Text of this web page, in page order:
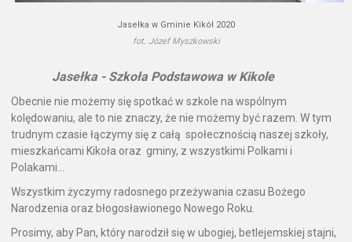
Jasełka w Gminie Kikół 2020
fot. Józef Myszkowski
Jasełka - Szkoła Podstawowa w Kikole
Obecnie nie możemy się spotkać w szkole na wspólnym
kolędowaniu, ale to nie znaczy, że nie możemy być razem. W tym
trudnym czasie łączymy się z całą społecznością naszej szkoły,
mieszkańcami Kikoła oraz gminy, z wszystkimi Polkami i
Polakami...
Wszystkim życzymy radosnego przeżywania czasu Bożego
Narodzenia oraz błogosławionego Nowego Roku.
Prosimy, aby Pan, który narodził się w ubogiej, betlejemskiej stajni,